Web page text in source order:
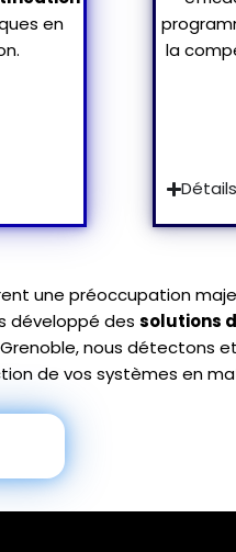
en
la
Détails
une préoccupation
développé des solutions
nous détectons
de vos systèmes en